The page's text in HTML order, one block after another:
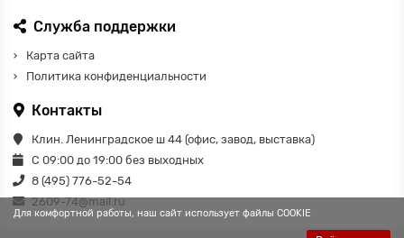
Для комфортной работы, наш сайт использует файлы COOKIE
Служба поддержки
Карта сайта
Политика конфиденциальности
Контакты
Клин. Ленинградское ш 44 (офис, завод, выставка)
С 09:00 до 19:00 без выходных
8 (495) 776-52-54
2609-74@mail.ru